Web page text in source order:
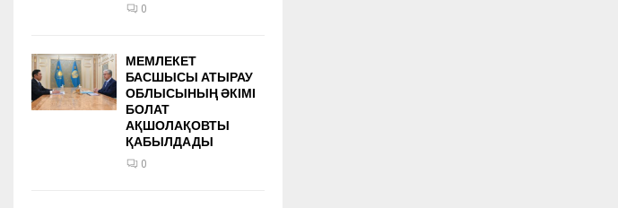
0
МЕМЛЕКЕТ
БАСШЫСЫ АТЫРАУ
ОБЛЫСЫНЫҢ ӘКІМІ
БОЛАТ
АҚШОЛАҚОВТЫ
ҚАБЫЛДАДЫ
0